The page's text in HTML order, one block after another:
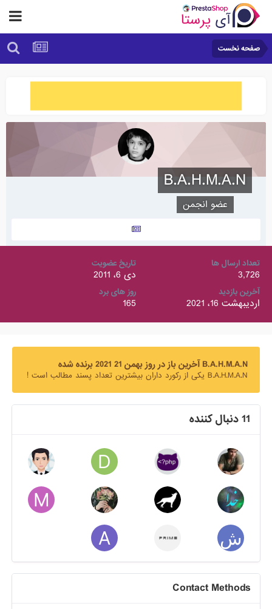
صفحه نخست
B.A.H.M.A.N
عضو انجمن
تعداد ارسال ها
3,726
تاریخ عضویت
دی 6، 2011
آخرین بازدید
اردیبهشت 16، 2021
روز های برد
165
B.A.H.M.A.N آخرین باز در روز بهمن 21 2021 برنده شده
B.A.H.M.A.N یکی از رکورد داران بیشترین تعداد پسند مطالب است !
11 دنبال کننده
Contact Methods